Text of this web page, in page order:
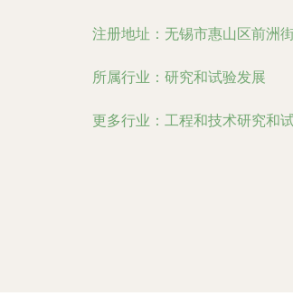
注册地址： 无锡市惠山区前洲
所属行业： 研究和试验发展
更多行业： 工程和技术研究和